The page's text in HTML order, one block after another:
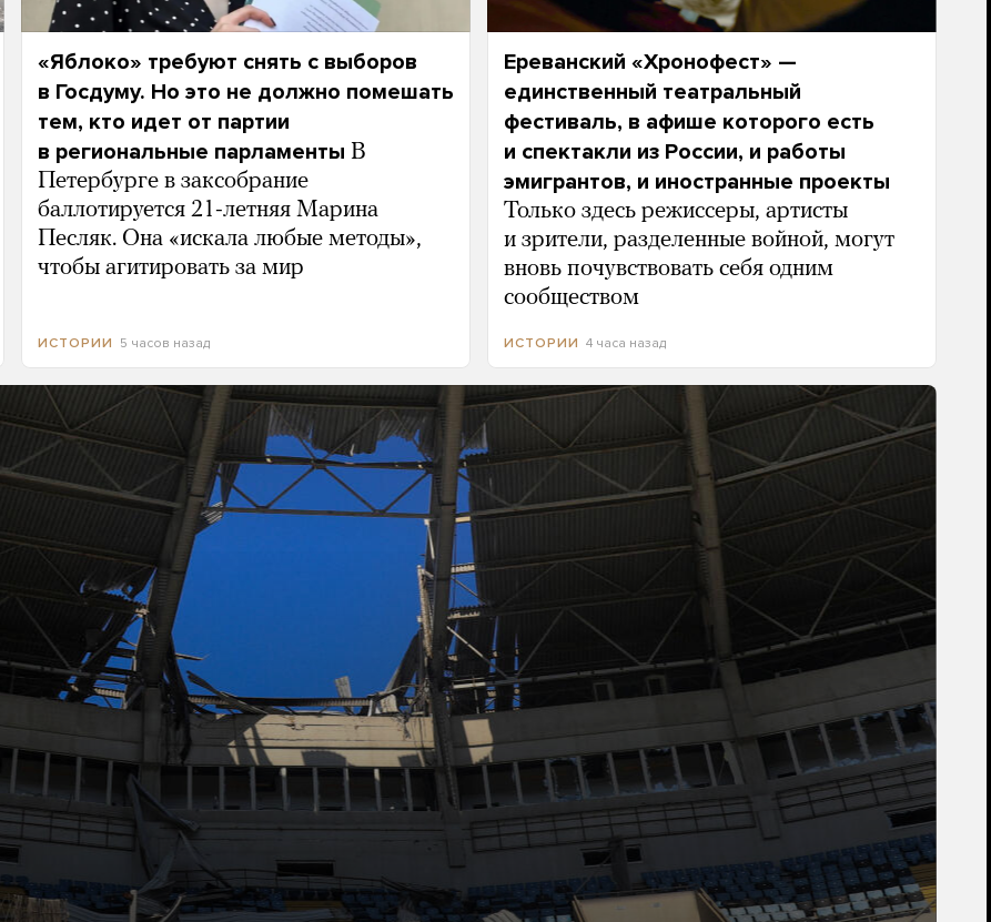
«Яблоко» требуют снять с выборов
в Госдуму. Но это не должно помешать
тем, кто идет от партии
в региональные парламенты В
Петербурге в заксобрание
баллотируется 21-летняя Марина
Песляк. Она «искала любые методы»,
чтобы агитировать за мир
ИСТОРИИ 5 часов назад
Ереванский «Хронофест» —
единственный театральный
фестиваль, в афише которого есть
и спектакли из России, и работы
эмигрантов, и иностранные проекты
Только здесь режиссеры, артисты
и зрители, разделенные войной, могут
вновь почувствовать себя одним
сообществом
ИСТОРИИ 4 часа назад